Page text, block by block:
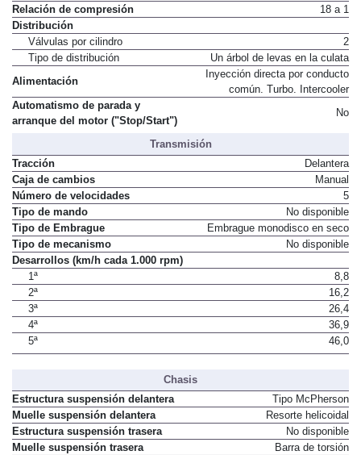
Relación de compresión
18 a 1
Distribución
Válvulas por cilindro
2
Tipo de distribución
Un árbol de levas en la culata
Alimentación
Inyección directa por conducto
común. Turbo. Intercooler
Automatismo de parada y
arranque del motor ("Stop/Start")
No
Transmisión
Tracción
Delantera
Caja de cambios
Manual
Número de velocidades
5
Tipo de mando
No disponible
Tipo de Embrague
Embrague monodisco en seco
Tipo de mecanismo
No disponible
Desarrollos (km/h cada 1.000 rpm)
1ª
8,8
2ª
16,2
3ª
26,4
4ª
36,9
5ª
46,0
Chasis
Estructura suspensión delantera
Tipo McPherson
Muelle suspensión delantera
Resorte helicoidal
Estructura suspensión trasera
No disponible
Muelle suspensión trasera
Barra de torsión